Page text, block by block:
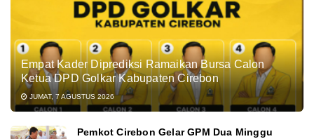
Empat Kader Diprediksi Ramaikan Bursa Calon
Ketua DPD Golkar Kabupaten Cirebon
JUMAT, 7 AGUSTUS 2026
Pemkot Cirebon Gelar GPM Dua Minggu